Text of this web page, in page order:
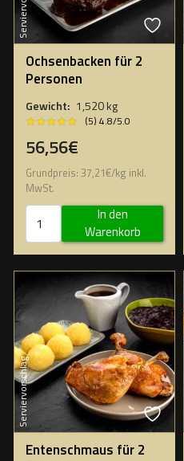
Ochsenbacken für 2
Personen
Gewicht: 1,520 kg
★★★★★
★★★★★ (5) 4.8/5.0
56,56€
Grundpreis: 37,21€/kg inkl.
MwSt.
In den
Warenkorb
Serviervorschlag
Entenschmaus für 2